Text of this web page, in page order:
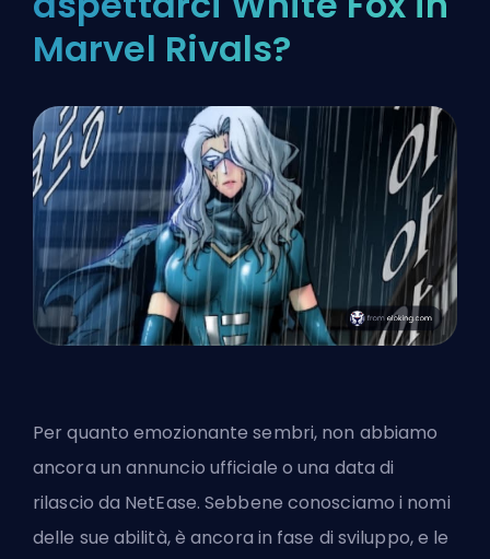
Marvel Rivals?
Per quanto emozionante sembri, non abbiamo
ancora un annuncio ufficiale o una data di
rilascio da NetEase. Sebbene conosciamo i nomi
delle sue abilità, è ancora in fase di sviluppo, e le